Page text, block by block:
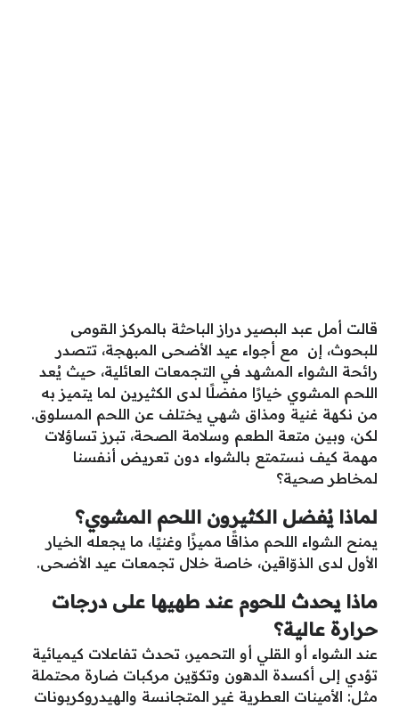
قالت أمل عبد البصير دراز الباحثة بالمركز القومى
للبحوث، إن مع أجواء عيد الأضحى المبهجة، تتصدر
رائحة الشواء المشهد في التجمعات العائلية، حيث يُعد
اللحم المشوي خيارًا مفضلًا لدى الكثيرين لما يتميز به
من نكهة غنية ومذاق شهي يختلف عن اللحم المسلوق.
لكن، وبين متعة الطعم وسلامة الصحة، تبرز تساؤلات
مهمة كيف نستمتع بالشواء دون تعريض أنفسنا
لمخاطر صحية؟
لماذا يُفضل الكثيرون اللحم المشوي؟
يمنح الشواء اللحم مذاقًا مميزًا وغنيًا، ما يجعله الخيار
الأول لدى الذوّاقين، خاصة خلال تجمعات عيد الأضحى.
ماذا يحدث للحوم عند طهيها على درجات
حرارة عالية؟
عند الشواء أو القلي أو التحمير، تحدث تفاعلات كيميائية
تؤدي إلى أكسدة الدهون وتكوّين مركبات ضارة محتملة
مثل: الأمينات العطرية غير المتجانسة والهيدروكربونات